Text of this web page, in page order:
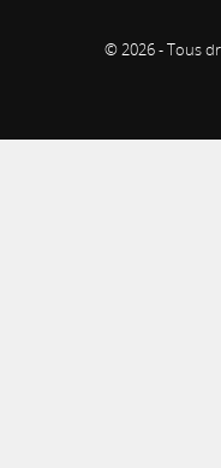
© 2026 - Tous